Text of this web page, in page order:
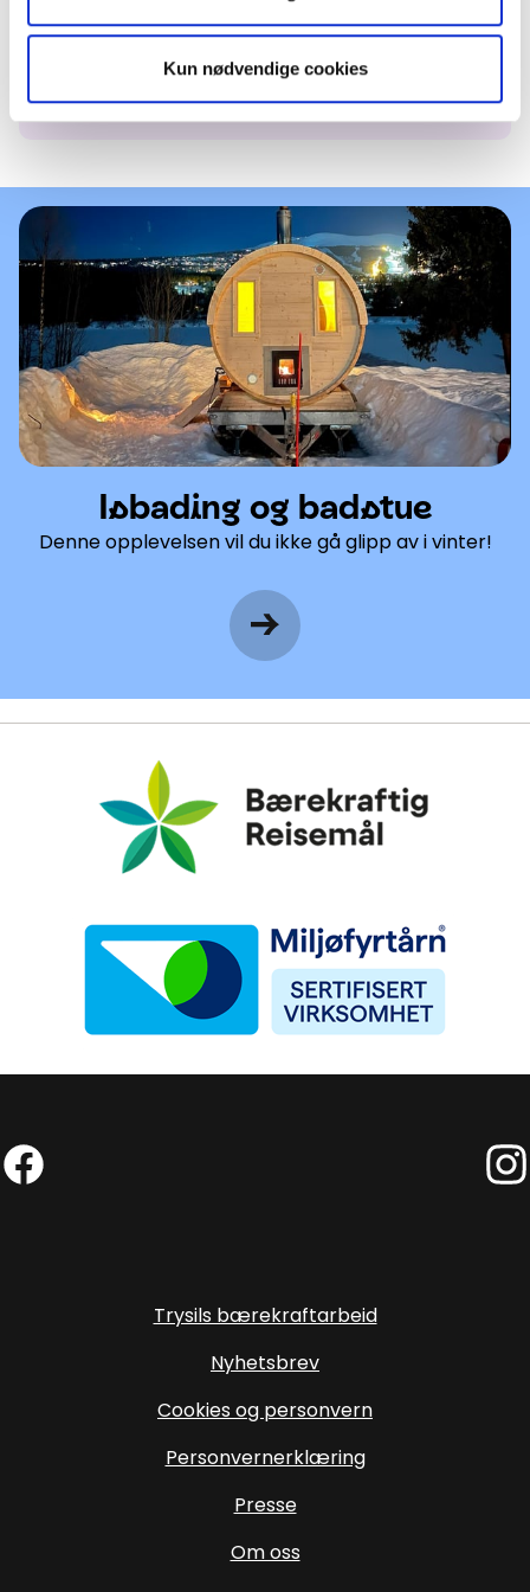
Kun nødvendige cookies
Åpningstider
Åpen alle dager hele året
Isbading og badstue
Isbading og badstue
Denne opplevelsen vil du ikke gå glipp av i vinter!
Bærekraftig Reisemål
Miljøfyrtårn
Trysils bærekraftarbeid
Nyhetsbrev
Cookies og personvern
Personvernerklæring
Presse
Om oss